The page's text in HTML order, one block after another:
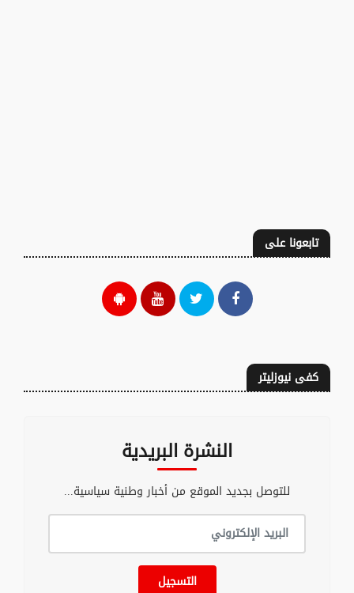
تابعونا على
كفى نيوزليتر
النشرة البريدية
للتوصل بجديد الموقع من أخبار وطنية سياسية...
التسجيل